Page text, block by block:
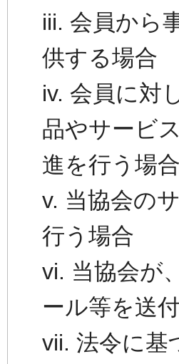
iii. 会員から
供する場合
iv. 会員に対
品やサービ
進を行う場合
v. 当協会の
行う場合
vi. 当協会が
ール等を送
vii. 法令に基